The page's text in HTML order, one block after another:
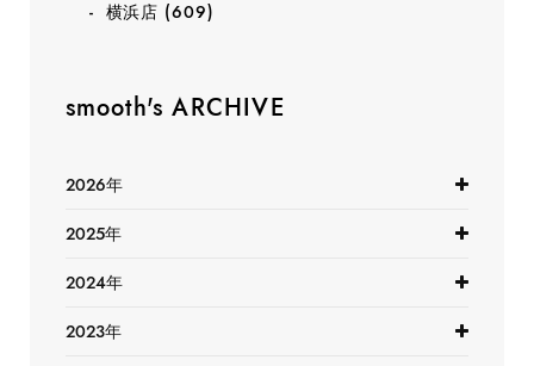
横浜店 (609)
smooth's ARCHIVE
2026年
2025年
2024年
2023年